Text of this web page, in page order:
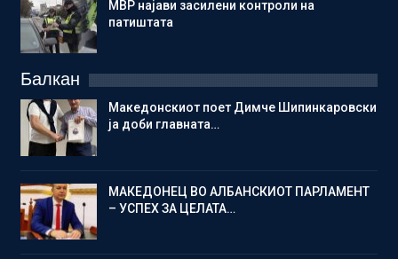
МВР најави засилени контроли на
патиштата
Балкан
Македонскиот поет Димче Шипинкаровски
ја доби главната…
МАКЕДОНЕЦ ВО АЛБАНСКИОТ ПАРЛАМЕНТ
– УСПЕХ ЗА ЦЕЛАТА…